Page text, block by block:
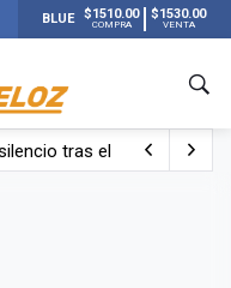
BLUE $1510.00
COMPRA
$1530.00
VENTA
tras el incidente con